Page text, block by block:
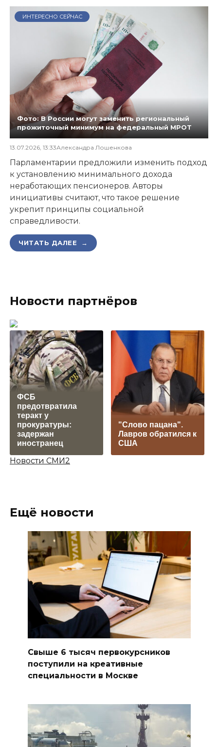
ИНТЕРЕСНО СЕЙЧАС
Фото: В России могут заменить региональный
прожиточный минимум на федеральный МРОТ
13.07.2026, 13:33Александра Лошенкова
Парламентарии предложили изменить подход
к установлению минимального дохода
неработающих пенсионеров. Авторы
инициативы считают, что такое решение
укрепит принципы социальной
справедливости.
ЧИТАТЬ ДАЛЕЕ →
Новости партнёров
ФСБ
предотвратила
теракт у
прокуратуры:
задержан
иностранец
"Слово пацана".
Лавров обратился к
США
Новости СМИ2
Ещё новости
Свыше 6 тысяч первокурсников
поступили на креативные
специальности в Москве